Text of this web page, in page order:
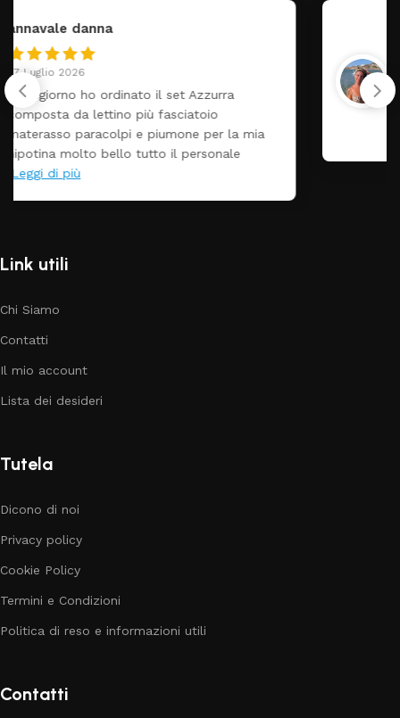
federica
Tutti perfetto! Ho ordinato un lettino che é
arrivato ben imballato dopo pochi giorni.
Prezzo ottimi rispetto la concorrenza
Link utili
Chi Siamo
Contatti
Il mio account
Lista dei desideri
Tutela
Dicono di noi
Privacy policy
Cookie Policy
Termini e Condizioni
Politica di reso e informazioni utili
Contatti